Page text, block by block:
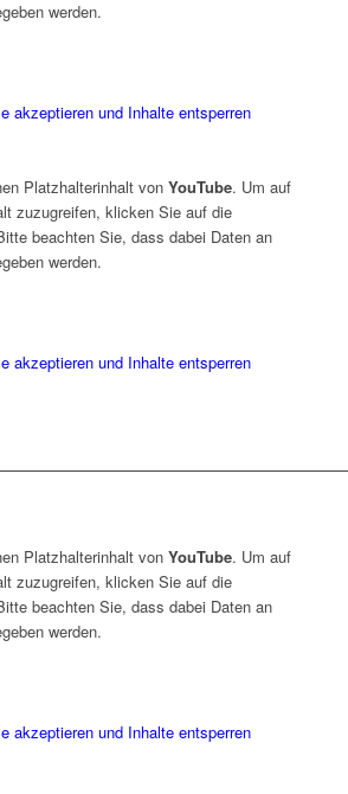
werden.
akzeptieren und Inhalte entsperren
Platzhalterinhalt von YouTube. Um auf
zuzugreifen, klicken Sie auf die
beachten Sie, dass dabei Daten an
werden.
akzeptieren und Inhalte entsperren
Platzhalterinhalt von YouTube. Um auf
zuzugreifen, klicken Sie auf die
beachten Sie, dass dabei Daten an
werden.
akzeptieren und Inhalte entsperren